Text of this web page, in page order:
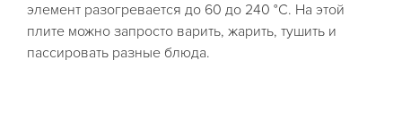
элемент разогревается до 60 до 240 °С. На этой
плите можно запросто варить, жарить, тушить и
пассировать разные блюда.